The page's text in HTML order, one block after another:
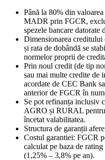
Până la 80% din
MADR prin FGCR,
spezele bancare datorate
Dimensionarea creditului
și rata de dobândă se
normelor proprii de
Prin noul credit (de tip
sau mai multe credite de
acordate de CEC Bank
anterior de FGCR în
Se pot refinanța inclusiv
AGRO și RURAL pentru
încetat valabilitatea.
Structura de garanții
Costul garantiei: FGCR
calculat pe baza de
(1,25% – 3,8% pe an).